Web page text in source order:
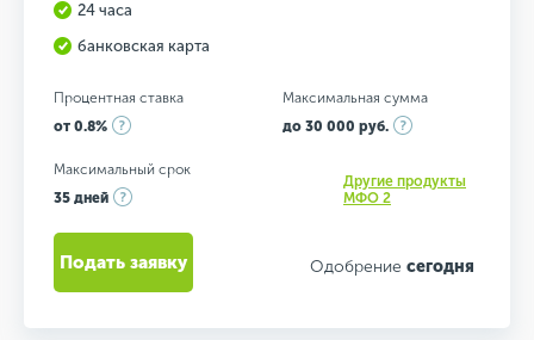
24 часа
банковская карта
Процентная ставка
от 0.8%
Максимальная сумма
до 30 000 руб.
Максимальный срок
35 дней
Другие продукты
МФО 2
Одобрение сегодня
Подать заявку